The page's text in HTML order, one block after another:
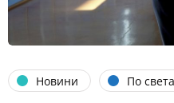
Новини По света